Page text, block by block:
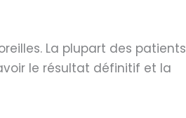
La plupart des patients
le résultat définitif et la